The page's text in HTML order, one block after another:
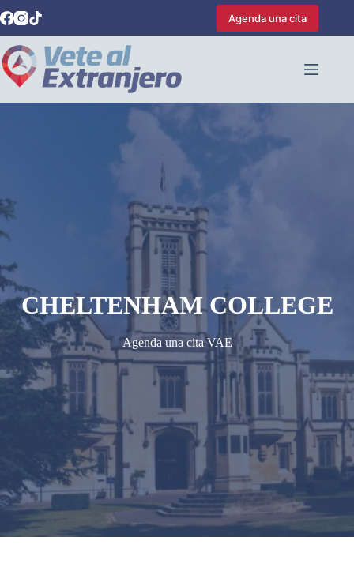
al
contenido
Agenda una cita
CHELTENHAM COLLEGE
Agenda una cita VAE